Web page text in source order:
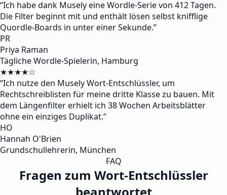
“Ich habe dank Musely eine Wordle-Serie von 412 Tagen.
Die Filter beginnt mit und enthält lösen selbst knifflige
Quordle-Boards in unter einer Sekunde.”
PR
Priya Raman
Tägliche Wordle-Spielerin, Hamburg
★★★★☆
“Ich nutze den Musely Wort-Entschlüssler, um
Rechtschreiblisten für meine dritte Klasse zu bauen. Mit
dem Längenfilter erhielt ich 38 Wochen Arbeitsblätter
ohne ein einziges Duplikat.”
HO
Hannah O'Brien
Grundschullehrerin, München
FAQ
Fragen zum Wort-Entschlüssler